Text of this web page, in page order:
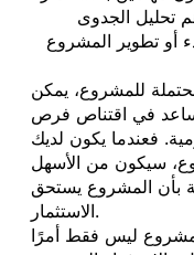
تحليل الجدوى
أو تطوير المشروع
للمشروع، يمكن
تساعد في اقتناص فرص
فعندما يكون لديك
سيكون من الأسهل
بأن المشروع يستحق
الاستثمار.
ليس فقط أمرًا